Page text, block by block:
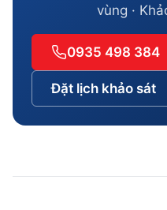
vùng ·
0935 498 384
Đặt lịch khảo sát